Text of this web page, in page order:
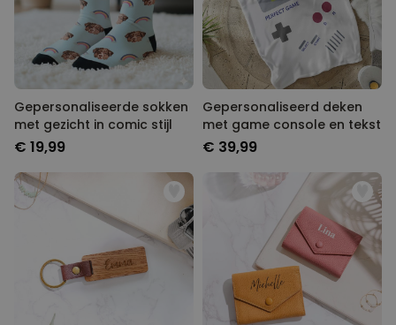
Gepersonaliseerde sokken
met gezicht in comic stijl
€ 19,99
Gepersonaliseerd deken
met game console en tekst
€ 39,99